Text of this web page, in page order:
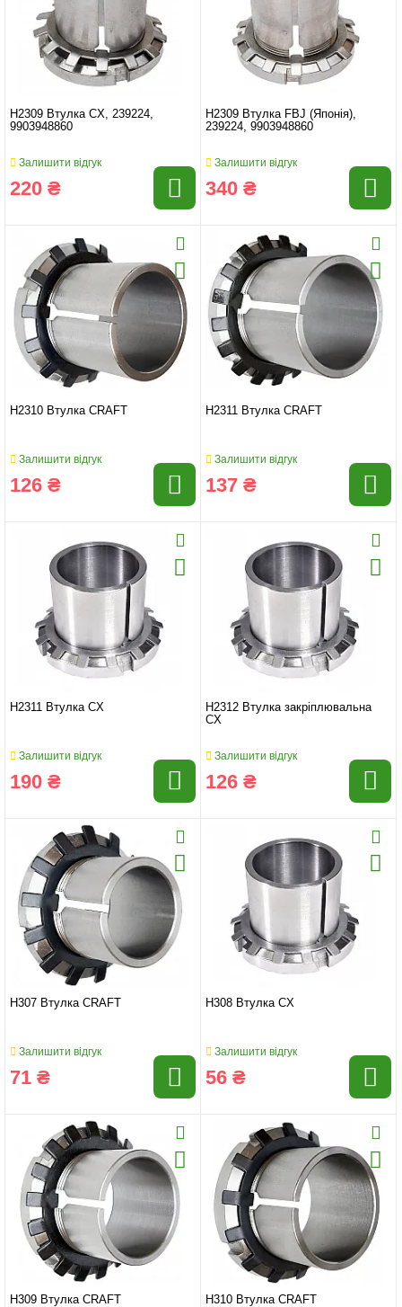
H2309 Втулка CX, 239224,
9903948860
Залишити відгук
220 ₴
H2309 Втулка FBJ (Японія),
239224, 9903948860
Залишити відгук
340 ₴
H2310 Втулка CRAFT
Залишити відгук
126 ₴
H2311 Втулка CRAFT
Залишити відгук
137 ₴
H2311 Втулка CX
Залишити відгук
190 ₴
H2312 Втулка закріплювальна
CX
Залишити відгук
126 ₴
H307 Втулка CRAFT
Залишити відгук
71 ₴
H308 Втулка CX
Залишити відгук
56 ₴
H309 Втулка CRAFT H310 Втулка CRAFT